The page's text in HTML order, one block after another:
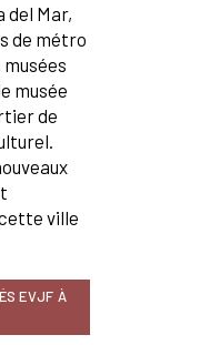
del Mar,
de métro
musée
de
ville
EVJF À